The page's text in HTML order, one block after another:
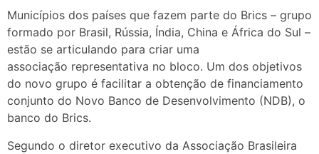
Municípios dos países que fazem parte do Brics – grupo
formado por Brasil, Rússia, Índia, China e África do Sul –
estão se articulando para criar uma
associação representativa no bloco. Um dos objetivos
do novo grupo é facilitar a obtenção de financiamento
conjunto do Novo Banco de Desenvolvimento (NDB), o
banco do Brics.
Segundo o diretor executivo da Associação Brasileira